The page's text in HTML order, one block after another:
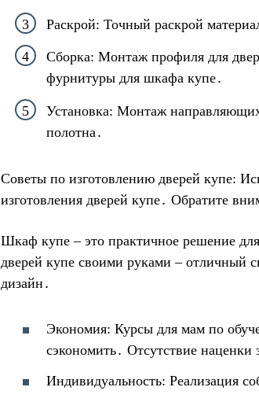
Раскрой: Точный раскрой
Сборка: Монтаж профиля для
фурнитуры для шкафа купе․
Установка: Монтаж
полотна․
Советы по изготовлению дверей купе:
изготовления дверей купе․ Обратите
Шкаф купе – это практичное решение
дверей купе своими руками – отличный
дизайн․
Экономия: Курсы для мам по
сэкономить․ Отсутствие наценки
Индивидуальность: Реализация